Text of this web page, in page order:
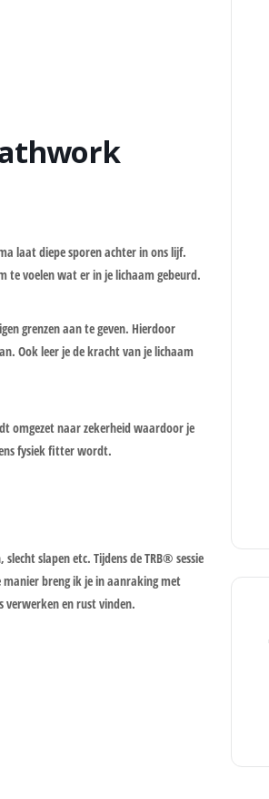
laat diepe sporen achter in ons lijf.
te voelen wat er in je lichaam gebeurd.
grenzen aan te geven. Hierdoor
Ook leer je de kracht van je lichaam
omgezet naar zekerheid waardoor je
fysiek fitter wordt.
slapen etc. Tijdens de TRB® sessie
breng ik je in aanraking met
verwerken en rust vinden.